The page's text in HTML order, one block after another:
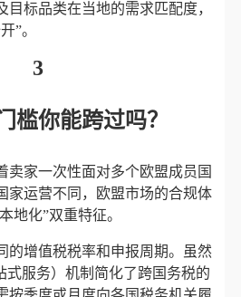
目标品类在当地的需求匹配度，
”。
3
槛你能跨过吗？
卖家一次性面对多个欧盟成员国
家运营不同，欧盟市场的合规体
地化”双重特征。
的增值税税率和申报周期。虽然
式服务）机制简化了跨国务税的